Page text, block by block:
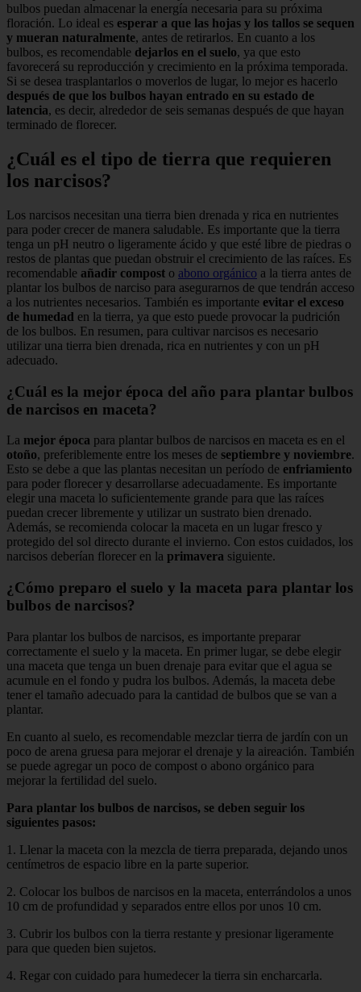
bulbos puedan almacenar la energía necesaria para su próxima
floración. Lo ideal es esperar a que las hojas y los tallos se sequen
y mueran naturalmente, antes de retirarlos. En cuanto a los
bulbos, es recomendable dejarlos en el suelo, ya que esto
favorecerá su reproducción y crecimiento en la próxima temporada.
Si se desea trasplantarlos o moverlos de lugar, lo mejor es hacerlo
después de que los bulbos hayan entrado en su estado de
latencia, es decir, alrededor de seis semanas después de que hayan
terminado de florecer.
¿Cuál es el tipo de tierra que requieren
los narcisos?
Los narcisos necesitan una tierra bien drenada y rica en nutrientes
para poder crecer de manera saludable. Es importante que la tierra
tenga un pH neutro o ligeramente ácido y que esté libre de piedras o
restos de plantas que puedan obstruir el crecimiento de las raíces. Es
recomendable añadir compost o abono orgánico a la tierra antes de
plantar los bulbos de narciso para asegurarnos de que tendrán acceso
a los nutrientes necesarios. También es importante evitar el exceso
de humedad en la tierra, ya que esto puede provocar la pudrición
de los bulbos. En resumen, para cultivar narcisos es necesario
utilizar una tierra bien drenada, rica en nutrientes y con un pH
adecuado.
¿Cuál es la mejor época del año para plantar bulbos
de narcisos en maceta?
La mejor época para plantar bulbos de narcisos en maceta es en el
otoño, preferiblemente entre los meses de septiembre y noviembre.
Esto se debe a que las plantas necesitan un período de enfriamiento
para poder florecer y desarrollarse adecuadamente. Es importante
elegir una maceta lo suficientemente grande para que las raíces
puedan crecer libremente y utilizar un sustrato bien drenado.
Además, se recomienda colocar la maceta en un lugar fresco y
protegido del sol directo durante el invierno. Con estos cuidados, los
narcisos deberían florecer en la primavera siguiente.
¿Cómo preparo el suelo y la maceta para plantar los
bulbos de narcisos?
Para plantar los bulbos de narcisos, es importante preparar
correctamente el suelo y la maceta. En primer lugar, se debe elegir
una maceta que tenga un buen drenaje para evitar que el agua se
acumule en el fondo y pudra los bulbos. Además, la maceta debe
tener el tamaño adecuado para la cantidad de bulbos que se van a
plantar.
En cuanto al suelo, es recomendable mezclar tierra de jardín con un
poco de arena gruesa para mejorar el drenaje y la aireación. También
se puede agregar un poco de compost o abono orgánico para
mejorar la fertilidad del suelo.
Para plantar los bulbos de narcisos, se deben seguir los
siguientes pasos:
1. Llenar la maceta con la mezcla de tierra preparada, dejando unos
centímetros de espacio libre en la parte superior.
2. Colocar los bulbos de narcisos en la maceta, enterrándolos a unos
10 cm de profundidad y separados entre ellos por unos 10 cm.
3. Cubrir los bulbos con la tierra restante y presionar ligeramente
para que queden bien sujetos.
4. Regar con cuidado para humedecer la tierra sin encharcarla.